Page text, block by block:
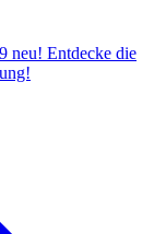
neu! Entdecke die